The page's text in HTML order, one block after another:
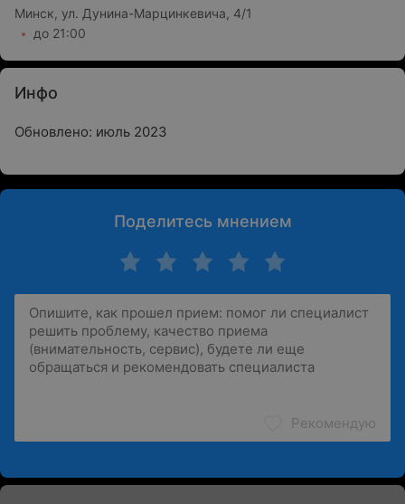
Минск, ул. Дунина-Марцинкевича, 4/1
до 21:00
Инфо
Обновлено: июль 2023
Поделитесь мнением
Рекомендую